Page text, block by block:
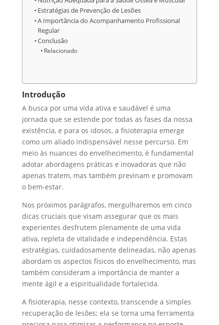
Estratégias de Prevenção de Lesões
A Importância do Acompanhamento Profissional
Regular
Conclusão
Relacionado
Introdução
A busca por uma vida ativa e saudável é uma
jornada que se estende por todas as fases da nossa
existência, e para os idosos, a fisioterapia emerge
como um aliado indispensável nesse percurso. Em
meio às nuances do envelhecimento, é fundamental
adotar abordagens práticas e inovadoras que não
apenas tratem, mas também previnam e promovam
o bem-estar.
Nos próximos parágrafos, mergulharemos em cinco
dicas cruciais que visam assegurar que os mais
experientes desfrutem plenamente de uma vida
ativa, repleta de vitalidade e independência. Estas
estratégias, cuidadosamente delineadas, não apenas
abordam os aspectos físicos do envelhecimento, mas
também consideram a importância de manter a
mente ágil e a espiritualidade fortalecida.
A fisioterapia, nesse contexto, transcende a simples
recuperação de lesões; ela se torna uma ferramenta